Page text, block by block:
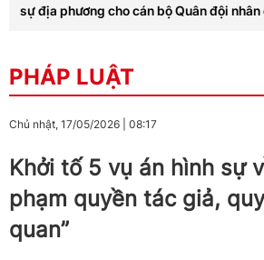
phương cho cán bộ Quân đội nhân dân
PHÁP LUẬT
Chủ nhật, 17/05/2026 08:17
Khởi tố 5 vụ án hình sự
phạm quyền tác giả,
quan”